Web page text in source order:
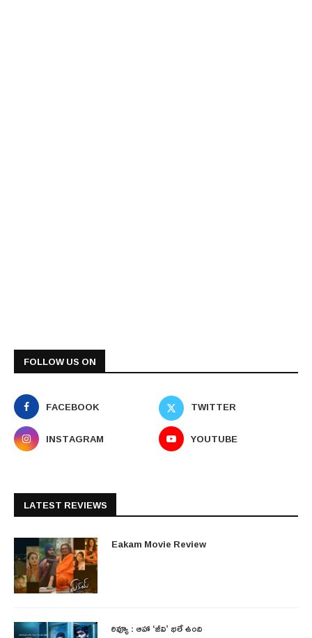
FOLLOW US ON
FACEBOOK
TWITTER
INSTAGRAM
YOUTUBE
LATEST REVIEWS
Eakam Movie Review
రివ్యూ : ఆహా ‘జీవి’ భలే ఉంది